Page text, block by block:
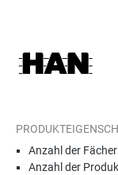
Anzahl der
Anzahl der